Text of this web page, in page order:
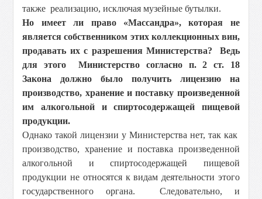
также реализацию, исключая музейные бутылки.
Но имеет ли право «Массандра», которая не
является собственником этих коллекционных вин,
продавать их с разрешения Министерства? Ведь
для этого Министерство согласно п. 2 ст. 18
Закона должно было получить лицензию на
производство, хранение и поставку произведенной
им алкогольной и спиртосодержащей пищевой
продукции.
Однако такой лицензии у Министерства нет, так как
производство, хранение и поставка произведенной
алкогольной и спиртосодержащей пищевой
продукции не относятся к видам деятельности этого
государственного органа. Следовательно, и